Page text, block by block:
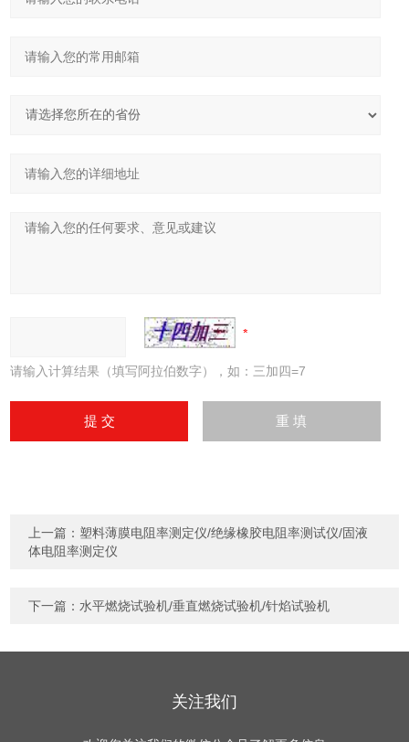
请输入计算结果（填写阿拉伯数字），如：三加四=7
上一篇： 塑料薄膜电阻率测定仪/绝缘橡胶电阻率测试仪/固液
体电阻率测定仪
下一篇： 水平燃烧试验机/垂直燃烧试验机/针焰试验机
关注我们